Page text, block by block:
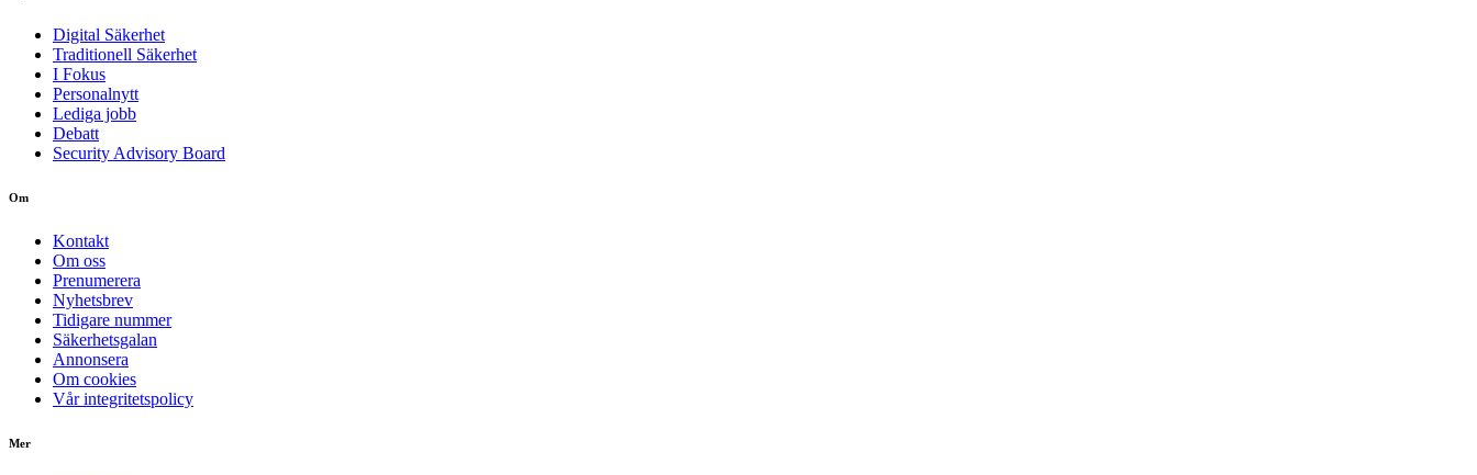
Digital Säkerhet
Traditionell Säkerhet
I Fokus
Personalnytt
Lediga jobb
Debatt
Security Advisory Board
Om
Kontakt
Om oss
Prenumerera
Nyhetsbrev
Tidigare nummer
Säkerhetsgalan
Annonsera
Om cookies
Vår integritetspolicy
Mer